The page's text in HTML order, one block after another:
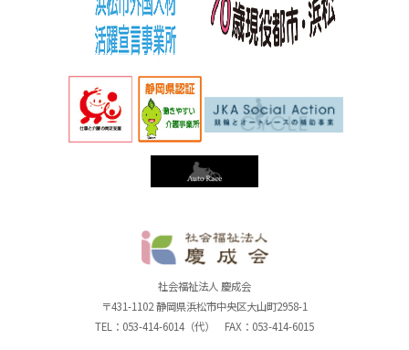
社会福祉法人 慶成会
〒431-1102 静岡県浜松市中央区大山町2958-1
TEL：053-414-6014（代） FAX：053-414-6015